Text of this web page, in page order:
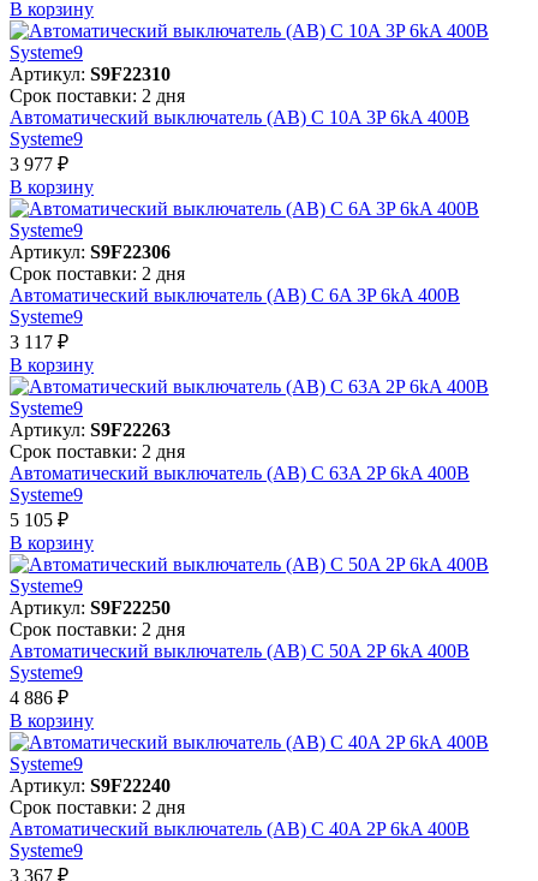
В корзинy
Артикул: S9F22310
Срок поставки: 2 дня
Автоматический выключатель (АВ) C 10A 3P 6kA 400В
Systeme9
3 977 ₽
В корзинy
Артикул: S9F22306
Срок поставки: 2 дня
Автоматический выключатель (АВ) C 6A 3P 6kA 400В
Systeme9
3 117 ₽
В корзинy
Артикул: S9F22263
Срок поставки: 2 дня
Автоматический выключатель (АВ) C 63A 2P 6kA 400В
Systeme9
5 105 ₽
В корзинy
Артикул: S9F22250
Срок поставки: 2 дня
Автоматический выключатель (АВ) C 50A 2P 6kA 400В
Systeme9
4 886 ₽
В корзинy
Артикул: S9F22240
Срок поставки: 2 дня
Автоматический выключатель (АВ) C 40A 2P 6kA 400В
Systeme9
3 367 ₽